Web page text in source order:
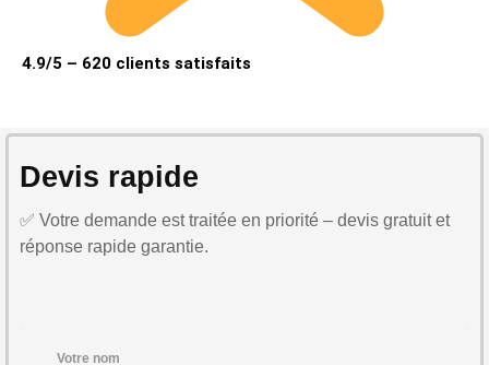
4.9/5 – 620 clients satisfaits
Devis rapide
✅ Votre demande est traitée en priorité – devis gratuit et
réponse rapide garantie.
Votre nom